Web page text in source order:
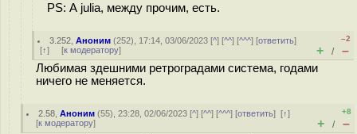
PS: А julia, между прочим, есть.
3.252 ,Аноним (252), 17:14, 03/06/2023 [^] [^^] [^^^] [ответить]
[↑] [к модератору]
–2
+ / –
Любимая здешними ретроградами система, годами
ничего не меняется.
2.58 ,Аноним (55), 23:28, 02/06/2023 [^] [^^] [^^^] [ответить][↑]
[к модератору]
+8
+ / –